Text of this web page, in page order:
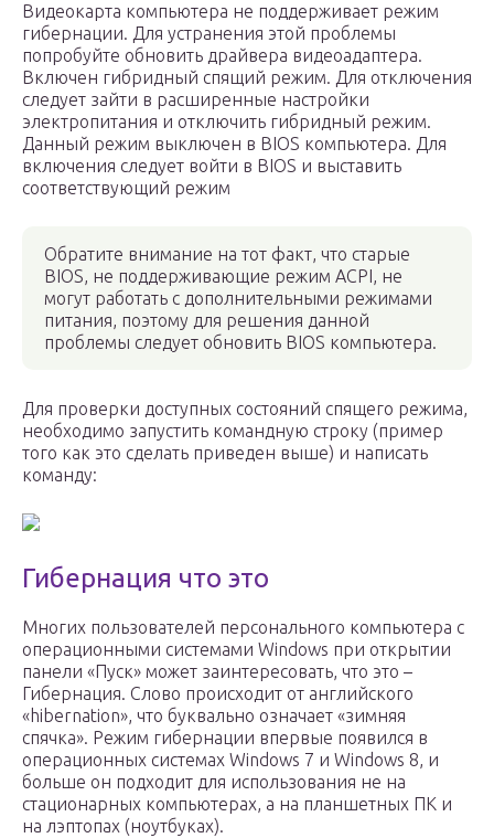
Видеокарта компьютера не поддерживает режим
гибернации. Для устранения этой проблемы
попробуйте обновить драйвера видеоадаптера.
Включен гибридный спящий режим. Для отключения
следует зайти в расширенные настройки
электропитания и отключить гибридный режим.
Данный режим выключен в BIOS компьютера. Для
включения следует войти в BIOS и выставить
соответствующий режим
Обратите внимание на тот факт, что старые
BIOS, не поддерживающие режим ACPІ, не
могут работать с дополнительными режимами
питания, поэтому для решения данной
проблемы следует обновить BIOS компьютера.
Для проверки доступных состояний спящего режима,
необходимо запустить командную строку (пример
того как это сделать приведен выше) и написать
команду:
Гибернация что это
Многих пользователей персонального компьютера с
операционными системами Windows при открытии
панели «Пуск» может заинтересовать, что это –
Гибернация. Слово происходит от английского
«hibernation», что буквально означает «зимняя
спячка». Режим гибернации впервые появился в
операционных системах Windows 7 и Windows 8, и
больше он подходит для использования не на
стационарных компьютерах, а на планшетных ПК и
на лэптопах (ноутбуках).